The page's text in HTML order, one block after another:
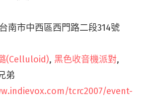
南市中西區西門路二段314號
(Celluloid), 黑色收音機派對,
弟
tcrc2007/event-